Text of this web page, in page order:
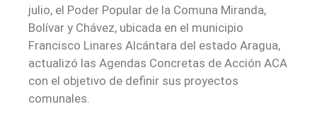
julio, el Poder Popular de la Comuna Miranda,
Bolívar y Chávez, ubicada en el municipio
Francisco Linares Alcántara del estado Aragua,
actualizó las Agendas Concretas de Acción ACA
con el objetivo de definir sus proyectos
comunales.